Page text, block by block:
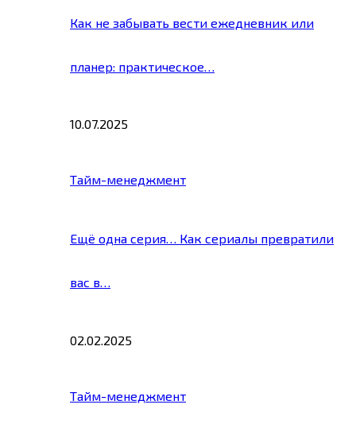
Как не забывать вести ежедневник или
планер: практическое…
10.07.2025
Тайм-менеджмент
Ещё одна серия… Как сериалы превратили
вас в…
02.02.2025
Тайм-менеджмент